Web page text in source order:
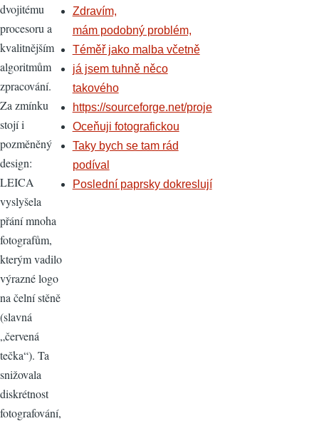
dvojitému
procesoru a
kvalitnějším
algoritmům
zpracování.
Za zmínku
stojí i
pozměněný
design:
LEICA
vyslyšela
přání mnoha
fotografům,
kterým vadilo
výrazné logo
na čelní stěně
(slavná
„červená
tečka“). Ta
snižovala
diskrétnost
fotografování,
Zdravím,
mám podobný problém,
Téměř jako malba včetně
já jsem tuhně něco
takového
https://sourceforge.net/proje
Oceňuji fotografickou
Taky bych se tam rád
podíval
Poslední paprsky dokreslují